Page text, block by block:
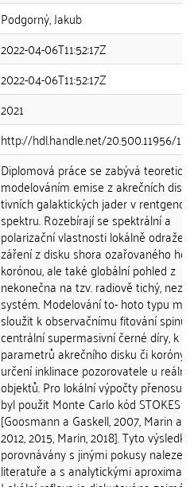
Podgorný, Jakub
2022-04-06T11:52:17Z
2022-04-06T11:52:17Z
2021
http://hdl.handle.net/20.500.11956/
Diplomová práce se zabývá
modelováním emise z akrečních
tivních galaktických jader v
spektru. Rozebírají se spektrální a
polarizační vlastnosti lokálně
záření z disku shora ozařovaného
korónou, ale také globální pohled z
nekonečna na tzv. radiově tichý,
systém. Modelování to- hoto typu
sloužit k observačnímu fitování spinu
centrální supermasivní černé díry, k
parametrů akrečního disku či koróny
určení inklinace pozorovatele u
objektů. Pro lokální výpočty přenosu
byl použit Monte Carlo kód STOKES
[Goosmann a Gaskell, 2007, Marin a
2012, 2015, Marin, 2018]. Tyto
porovnávány s jinými pokusy
literatuře a s analytickými